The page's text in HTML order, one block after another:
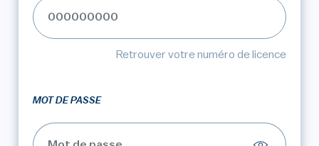
Retrouver votre numéro de licence
MOT DE PASSE